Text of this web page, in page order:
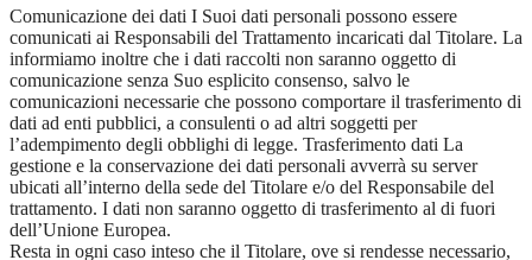
Comunicazione dei dati I Suoi dati personali possono essere
comunicati ai Responsabili del Trattamento incaricati dal Titolare. La
informiamo inoltre che i dati raccolti non saranno oggetto di
comunicazione senza Suo esplicito consenso, salvo le
comunicazioni necessarie che possono comportare il trasferimento di
dati ad enti pubblici, a consulenti o ad altri soggetti per
l’adempimento degli obblighi di legge. Trasferimento dati La
gestione e la conservazione dei dati personali avverrà su server
ubicati all’interno della sede del Titolare e/o del Responsabile del
trattamento. I dati non saranno oggetto di trasferimento al di fuori
dell’Unione Europea.
Resta in ogni caso inteso che il Titolare, ove si rendesse necessario,